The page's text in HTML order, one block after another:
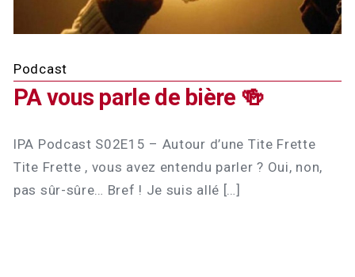
Podcast
PA vous parle de bière 🍻
lPA Podcast S02E15 – Autour d’une Tite Frette
Tite Frette , vous avez entendu parler ? Oui, non,
pas sûr-sûre… Bref ! Je suis allé […]